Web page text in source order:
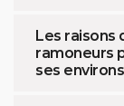
Les raisons
ramoneurs
ses environs